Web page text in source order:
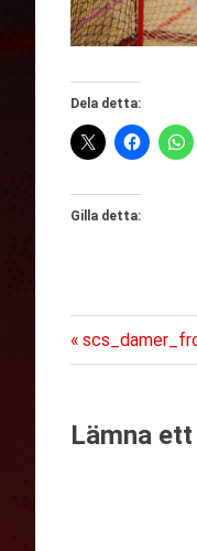
Dela detta:
Gilla detta:
Föregående
inlägg:
Lämna